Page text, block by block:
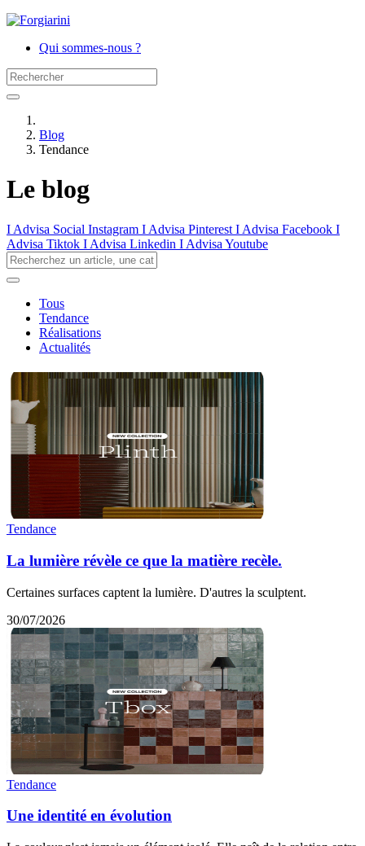
Qui sommes-nous ?
Blog
Tendance
Le blog
I Advisa Social Instagram I Advisa Pinterest I Advisa Facebook I
Advisa Tiktok I Advisa Linkedin I Advisa Youtube
Tous
Tendance
Réalisations
Actualités
Tendance
La lumière révèle ce que la matière recèle.
Certaines surfaces captent la lumière. D'autres la sculptent.
30/07/2026
Tendance
Une identité en évolution